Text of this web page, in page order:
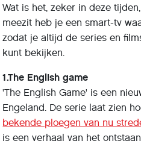
Wat is het, zeker in deze
meezit heb je een smart-tv
zodat je altijd de series en
kunt bekijken.
1.The English game
'The English Game' is een
Engeland. De serie laat zien
bekende ploegen van nu
is een verhaal van het